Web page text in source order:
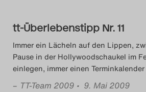
tt-Überlebenstipp Nr. 11
Immer ein Lächeln auf den Lippen,
Pause in der Hollywoodschaukel im
einlegen, immer einen
– TT-Team 2009 • 9. Mai 2009